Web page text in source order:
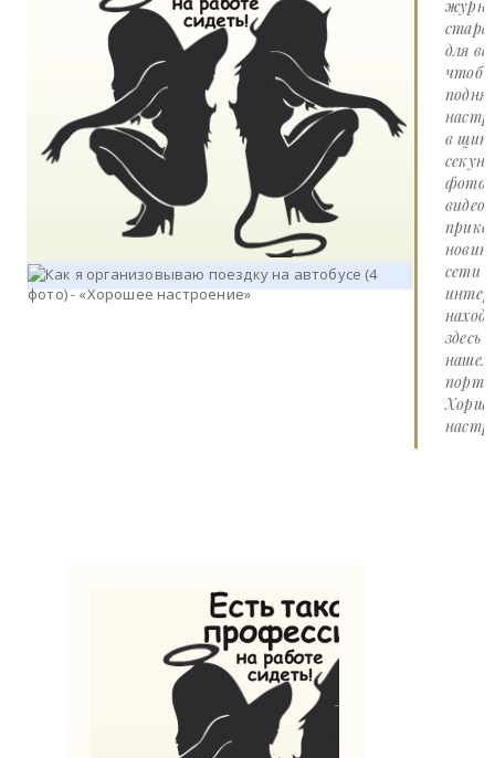
для
чтоб
в
фото
видео
сети
здесь
нашем